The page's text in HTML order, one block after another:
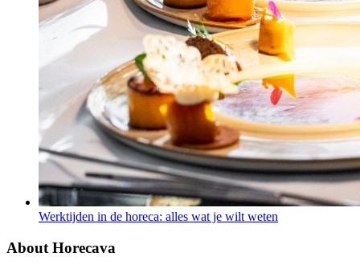
Werktijden in de horeca: alles wat je wilt weten
About Horecava